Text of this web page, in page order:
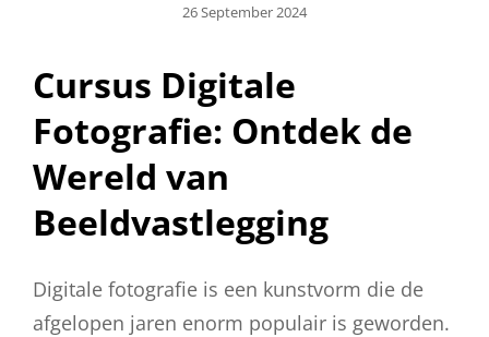
Geplaatst
26 September 2024
Cursus Digitale
Fotografie: Ontdek de
Wereld van
Beeldvastlegging
Digitale fotografie is een kunstvorm die de
afgelopen jaren enorm populair is geworden.